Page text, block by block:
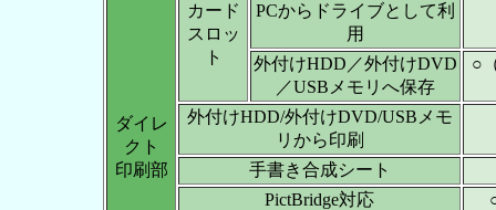
ダイレ
クト
印刷部
カード
スロッ
ト
PCからドライブとして利
用
外付けHDD／外付けDVD
／USBメモリへ保存
○
外付けHDD/外付けDVD/USBメモ
リから印刷
手書き合成シート
PictBridge対応